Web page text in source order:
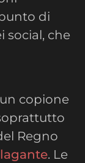
di
social, che
copione
Regno
. Le